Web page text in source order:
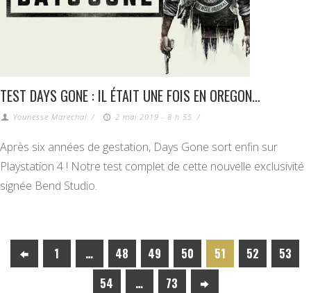
TEST DAYS GONE : IL ÉTAIT UNE FOIS EN OREGON…
Younesse Marechal / 2 mai 2019 - 8 h 55 /
Après six années de gestation, Days Gone sort enfin sur
Playstation 4 ! Notre test complet de cette nouvelle exclusivité
signée Bend Studio.
1 … 48 49 50 51 52
53
54
… 73